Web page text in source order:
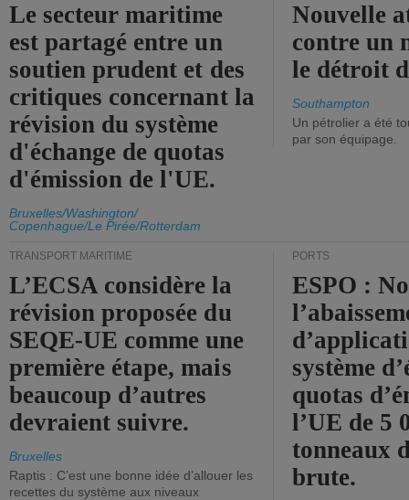
Le secteur maritime
est partagé entre un
soutien prudent et des
critiques concernant la
révision du système
d'échange de quotas
d'émission de l'UE.
Bruxelles/Washington/
Copenhague/Le Pirée/Rotterdam
Nouvelle
contre un
le détroit
Southampton
Un pétrolier a été
par son équipage.
TRANSPORT MARITIME
L’ECSA considère la
révision proposée du
SEQE-UE comme une
première étape, mais
beaucoup d’autres
devraient suivre.
Bruxelles
Raptis : C’est une bonne idée d’allouer les
recettes du système aux niveaux
PORTS
ESPO :
système
quotas
l’UE de 5
tonneaux
brute.